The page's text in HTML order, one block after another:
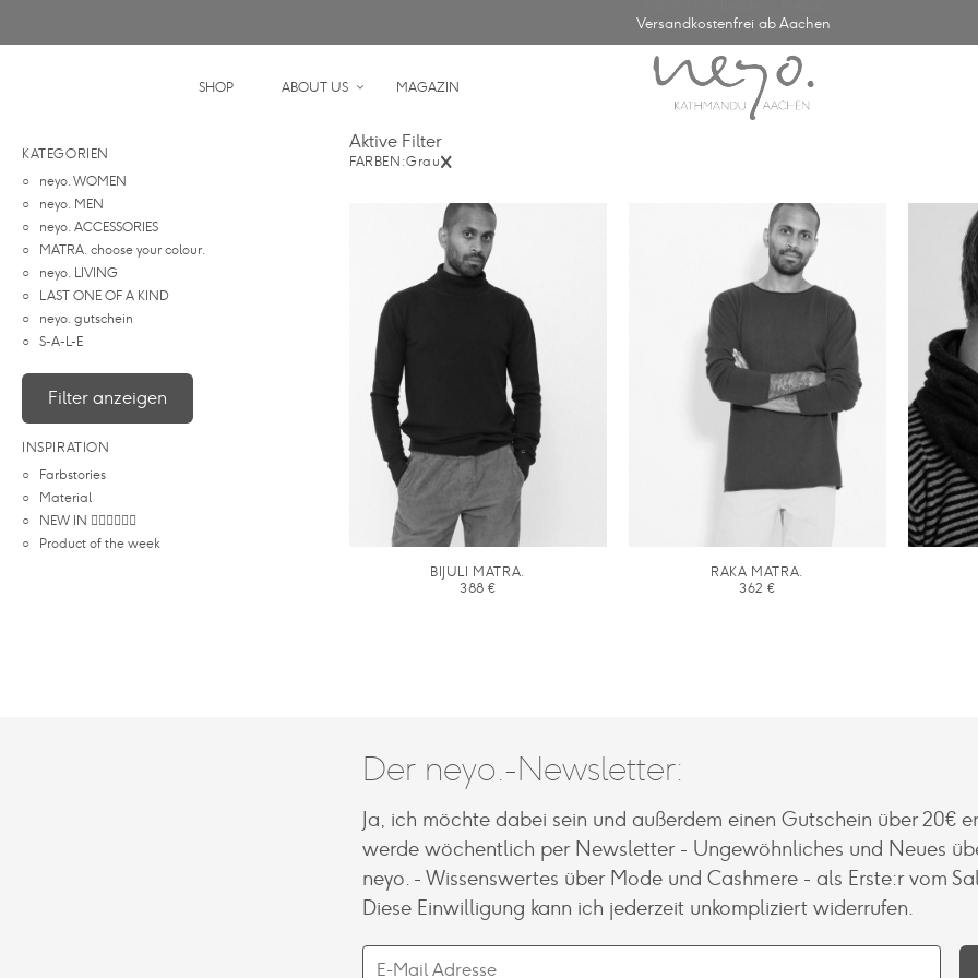
Versandkostenfrei ab Aachen
SHOP ABOUT US MAGAZIN
KATEGORIEN
neyo. WOMEN
neyo. MEN
neyo. ACCESSORIES
MATRA. choose your colour.
neyo. LIVING
LAST ONE OF A KIND
neyo. gutschein
S-A-L-E
Filter anzeigen
INSPIRATION
Farbstories
Material
NEW IN 🤸🏽‍♀️🏃🏽‍♀️
Product of the week
Aktive Filter
FARBEN:GrauX
BIJULI MATRA.
388€
RAKA MATRA.
362€
Der neyo.-Newsletter:
Ja, ich möchte dabei sein und außerdem einen Gutschein über 20€
werde wöchentlich per Newsletter - Ungewöhnliches und Neues
neyo. - Wissenswertes über Mode und Cashmere - als Erste:r vom
Diese Einwilligung kann ich jederzeit unkompliziert widerrufen.